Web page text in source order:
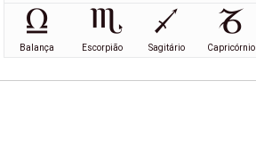
Balança Escorpião Sagitário Capricórnio